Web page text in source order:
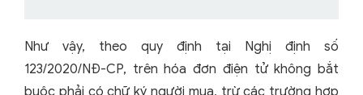
Như vậy, theo quy định tại Nghị định số
123/2020/NĐ-CP, trên hóa đơn điện tử không bắt